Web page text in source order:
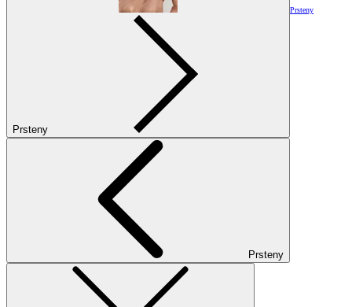
Prsteny
Prsteny
Prsteny